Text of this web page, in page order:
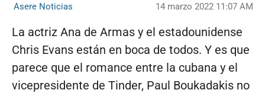
Asere Noticias 14 marzo 2022 11:07 AM
La actriz Ana de Armas y el estadounidense
Chris Evans están en boca de todos. Y es que
parece que el romance entre la cubana y el
vicepresidente de Tinder, Paul Boukadakis no